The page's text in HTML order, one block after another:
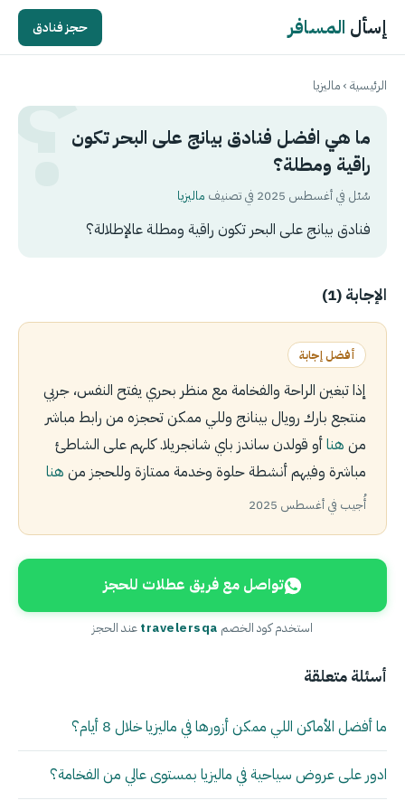
إسأل المسافر حجز فنادق
الرئيسية›ماليزيا
ما هي افضل فنادق بيانج على البحر تكون
راقية ومطلة؟
سُئل في أغسطس 2025 في تصنيف ماليزيا
فنادق بيانج على البحر تكون راقية ومطلة عالإطلالة؟
الإجابة (1)
أفضل إجابة
إذا تبغين الراحة والفخامة مع منظر بحري يفتح النفس، جربي
منتجع بارك رويال بينانج وللي ممكن تحجزه من رابط مباشر
من هناأو قولدن ساندز باي شانجريلا. كلهم على الشاطئ
مباشرة وفيهم أنشطة حلوة وخدمة ممتازة وللحجز من هنا
أُجيب في أغسطس 2025
تواصل مع فريق عطلات للحجز
استخدم كود الخصم travelersqaعند الحجز
أسئلة متعلقة
ما أفضل الأماكن اللي ممكن أزورها في ماليزيا خلال 8 أيام؟
ادور على عروض سياحية في ماليزيا بمستوى عالي من الفخامة؟